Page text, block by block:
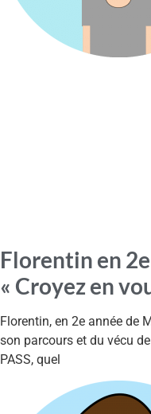
Florentin en
« Croyez en
Florentin, en 2e année de
son parcours et du vécu
PASS, quel